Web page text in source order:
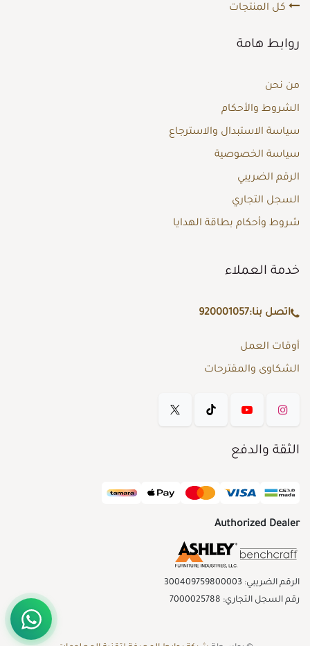
كل المنتجات
روابط هامة
من نحن
الشروط والأحكام
سياسة الاستبدال والاسترجاع
سياسة الخصوصية
الرقم الضريبي
السجل التجاري
شروط وأحكام بطاقة الهدايا
خدمة العملاء
اتصل بنا:920001057
أوقات العمل
الشكاوى والمقترحات
الثقة والدفع
Authorized Dealer
الرقم الضريبي: 300409759800003
رقم السجل التجاري: 7000025788